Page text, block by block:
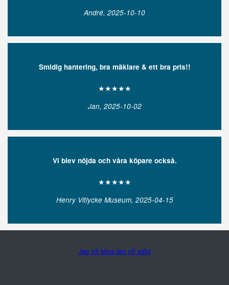
André, 2025-10-10
Smidig hantering, bra mäklare & ett bra pris!!
★★★★★
Jan, 2025-10-02
Vi blev nöjda och våra köpare också.
★★★★★
Henry Vitlycke Museum, 2025-04-15
Jag vill köpaJag vill sälja